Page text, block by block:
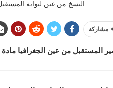
النسخ من عين لبوابة المستقبل
مشاركة
المستقبل من عين الجغرافيا مادة